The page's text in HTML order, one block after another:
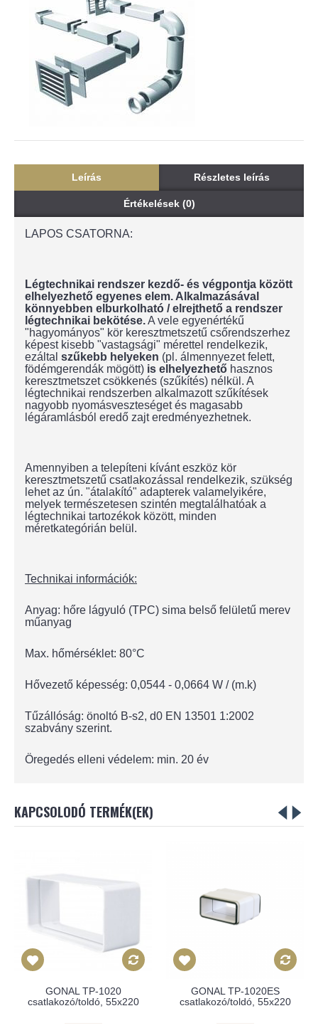
Leírás Részletes leírás
Értékelések (0)
LAPOS CSATORNA:
Légtechnikai rendszer kezdő- és végpontja között
elhelyezhető egyenes elem. Alkalmazásával
könnyebben elburkolható / elrejthető a rendszer
légtechnikai bekötése.A vele egyenértékű
"hagyományos" kör keresztmetszetű csőrendszerhez
képest kisebb "vastagsági" mérettel rendelkezik,
ezáltal szűkebb helyeken (pl. álmennyezet felett,
födémgerendák mögött) is elhelyezhető hasznos
keresztmetszet csökkenés (szűkítés) nélkül. A
légtechnikai rendszerben alkalmazott szűkítések
nagyobb nyomásveszteséget és magasabb
légáramlásból eredő zajt eredményezhetnek.
Amennyiben a telepíteni kívánt eszköz kör
keresztmetszetű csatlakozással rendelkezik, szükség
lehet az ún. "átalakító" adapterek valamelyikére,
melyek természetesen szintén megtalálhatóak a
légtechnikai tartozékok között, minden
méretkategórián belül.
Technikai információk:
Anyag: hőre lágyuló (TPC) sima belső felületű merev
műanyag
Max. hőmérséklet: 80°C
Hővezető képesség: 0,0544 - 0,0664 W / (m.k)
Tűzállóság: önoltó B-s2, d0 EN 13501 1:2002
szabvány szerint.
Öregedés elleni védelem: min. 20 év
KAPCSOLODÓ TERMÉK(EK)
GONAL TP-1020
csatlakozó/toldó, 55x220
GONAL TP-1020ES
csatlakozó/toldó, 55x220